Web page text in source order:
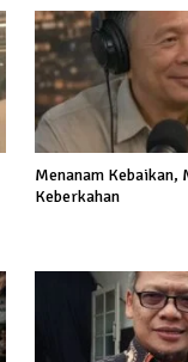
Menanam Kebaikan,
Keberkahan